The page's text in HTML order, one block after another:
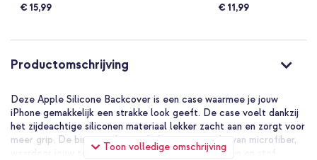
€ 15,99 € 11,99
Productomschrijving
Toon volledige omschrijving
Deze Apple Silicone Backcover is een case waarmee je jouw
iPhone gemakkelijk een strakke look geeft. De case voelt dankzij
het zijdeachtige siliconen materiaal lekker zacht aan en zorgt voor
meer grip. De binnenzijde van de hoes is gemaakt van microfiber,
waardoor jouw telefoon beschermd is tegen krassen en stof.